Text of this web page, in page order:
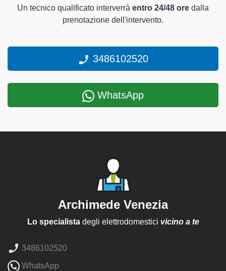
Un tecnico qualificato interverrà entro 24/48 ore dalla
prenotazione dell'intervento.
3486102520
WhatsApp
Archimede Venezia
Lo specialistadegli elettrodomestici vicino a te
3486102520
WhatsApp